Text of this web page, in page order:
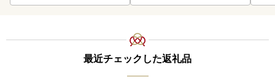
最近チェックした返礼品